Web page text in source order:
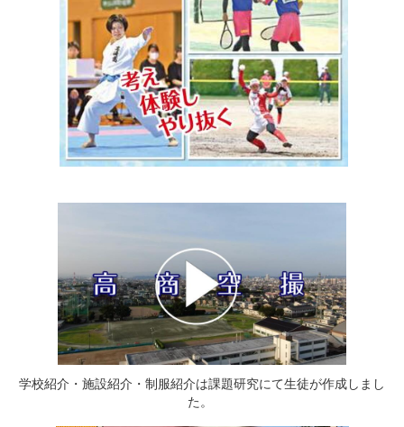
学校紹介・施設紹介・制服紹介は課題研究にて生徒が作成しまし
た。